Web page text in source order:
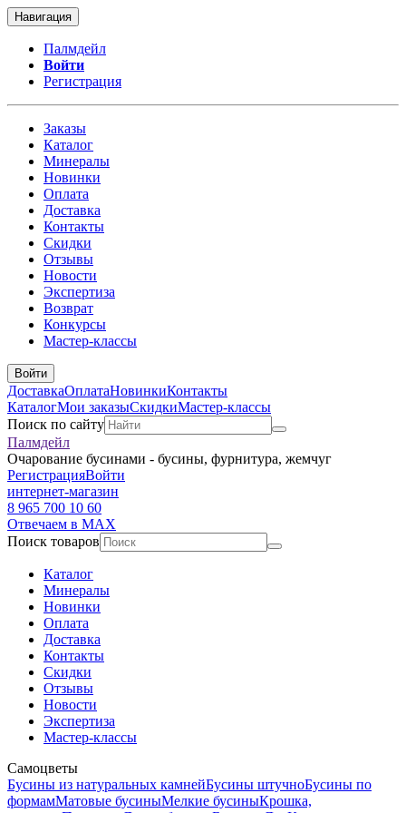
Навигация
Палмдейл
Войти
Регистрация
Заказы
Каталог
Минералы
Новинки
Оплата
Доставка
Контакты
Скидки
Отзывы
Новости
Экспертиза
Возврат
Конкурсы
Мастер-классы
Войти
ДоставкаОплатаНовинкиКонтакты
КаталогМои заказыСкидкиМастер-классы
Поиск по сайту
Палмдейл
Очарование бусинами - бусины, фурнитура, жемчуг
РегистрацияВойти
интернет-магазин
8 965 700 10 60
Отвечаем в MAX
Поиск товаров
Каталог
Минералы
Новинки
Оплата
Доставка
Контакты
Скидки
Отзывы
Новости
Экспертиза
Мастер-классы
Самоцветы
Бусины из натуральных камнейБусины штучноБусины по
формамМатовые бусиныМелкие бусиныКрошка,